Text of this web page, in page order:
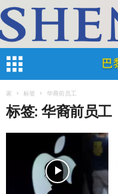
家 标签 华裔前员工
标签: 华裔前员工